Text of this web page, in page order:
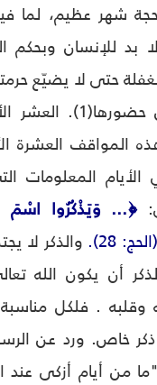
شهر عظيم، لما
بد للإنسان وبحكم
حتى لا يضيّع
يراقبها قبل
المواقف العشرة
الأيام المعلومات
﴿... وَيَذْكُرُوا اسْمَ
28).
والذكر لا
أن يكون الله
وقلبه . فلكل
خاص. ورد عن
من أيام أزكى عند